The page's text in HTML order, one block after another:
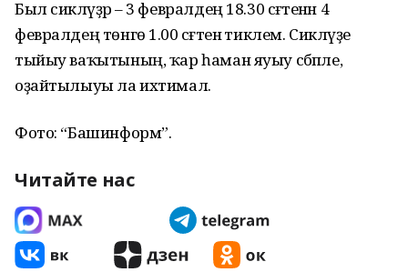
Был сикләүҙәр – 3 февралдең 18.30 сәғәтенән 4
февралдең төнгө 1.00 сәғәтенә тиклем. Сикләүҙе
тыйыу ваҡытының, ҡар һаман яуыу сәбәпле,
оҙайтылыуы ла ихтимал.
Фото: “Башинформ”.
Читайте нас